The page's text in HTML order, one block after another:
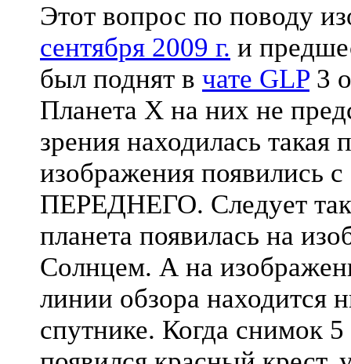
Этот вопрос по поводу
сентября 2009 г. и
был поднят в чате GLP 3
Планета X на них не
зрения находилась
изображения появились
ПЕРЕДНЕГО. Следует
планета появилась на
Солнцем. А на
линии обзора
спутнике. Когда снимок